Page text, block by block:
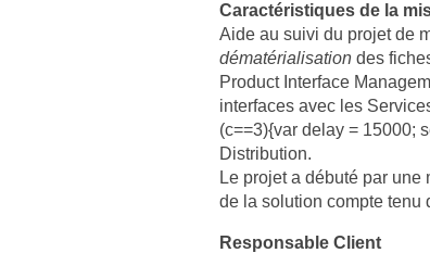
Caractéristiques de la
Aide au suivi du projet de
dématérialisation des
Product Interface
interfaces avec les
(c==3){var delay = 15000;
Distribution.
Le projet a débuté par
de la solution compte tenu
Responsable Client